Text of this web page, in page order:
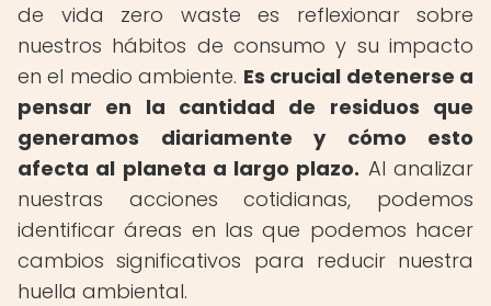
de vida zero waste es reflexionar sobre
nuestros hábitos de consumo y su impacto
en el medio ambiente. Es crucial detenerse a
pensar en la cantidad de residuos que
generamos diariamente y cómo esto
afecta al planeta a largo plazo. Al analizar
nuestras acciones cotidianas, podemos
identificar áreas en las que podemos hacer
cambios significativos para reducir nuestra
huella ambiental.